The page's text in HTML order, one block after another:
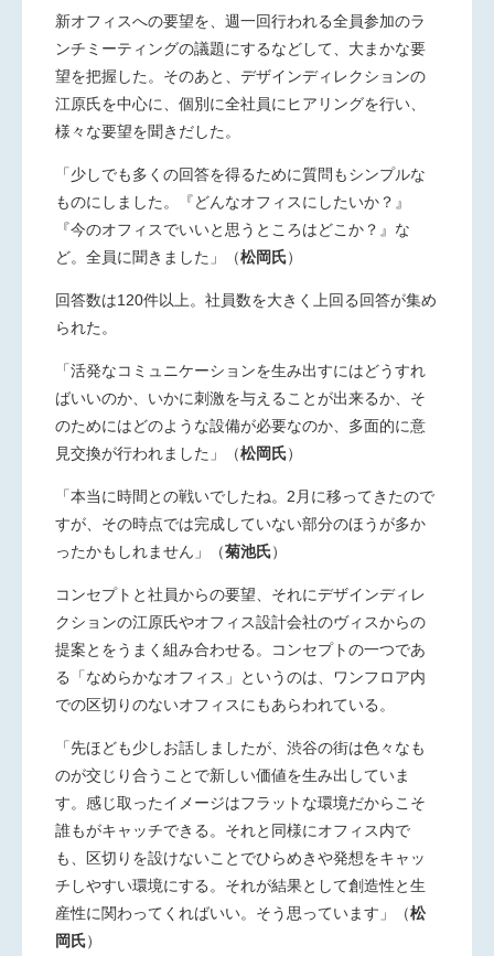
新オフィスへの要望を、週一回行われる全員参加のラ
ンチ ミーティングの議題にするなどして、大まかな要
望を把握した。 そのあと、デザインディレクションの
江原氏を中心に、個別に全社員にヒアリングを行い、
様々な要望を聞きだした。
「少しでも多くの回答を得るために質問もシンプルな
ものにしま した。『どんなオフィスにしたいか？』
『今のオフィスでいいと思う ところはどこか？』な
ど。全員に聞きました」（松岡氏）
回答数は120件以上。社員数を大きく上回る回答が集め
られた。
「活発なコミュニケーションを生み出すにはどうすれ
ばいいのか、 いかに刺激を与えることが出来るか、そ
のためにはどのような設備が必要なのか、多面的に意
見交換が行われました」（松岡氏）
「本当に時間との戦いでしたね。2月に移ってきたので
すが、その時点では完成していない部分のほうが多か
ったかもしれません」（菊池氏）
コンセプトと社員からの要望、それにデザインディレ
クショ ンの江原氏やオフィス設計会社のヴィスからの
提案とをうまく 組み合わせる。コンセプトの一つであ
る「なめらかなオフィス」と いうのは、ワンフロア内
での区切りのないオフィスにもあらわれている。
「先ほども少しお話しましたが、渋谷の街は色々なも
のが交じり合うことで新しい価値を生み出していま
す。感じ取ったイメージはフラットな環境だからこそ
誰もがキャッチできる。それと同様にオフィス内で
も、区切りを設けないことでひらめきや発想をキャッ
チしやすい環境にする。それが結果として創造性と生
産性に関わってくればいい。そう思っています」（松
岡氏）